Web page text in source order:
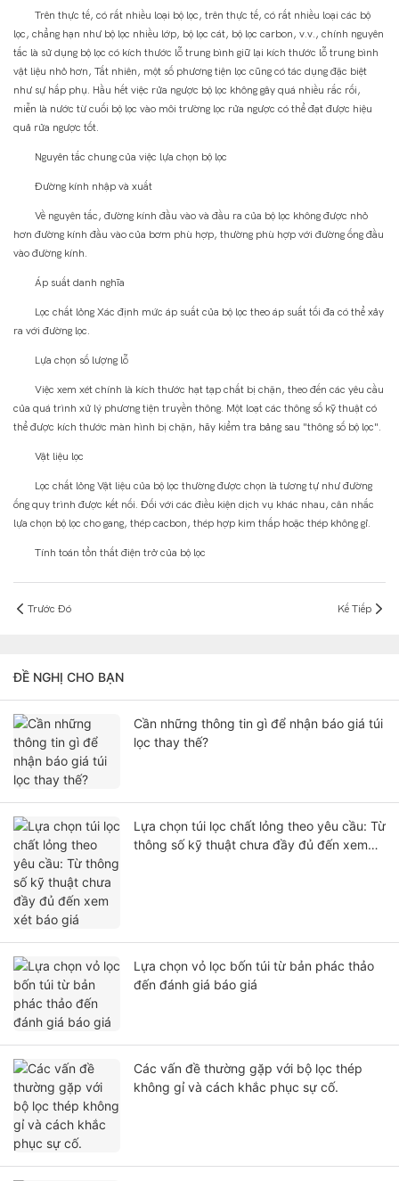
Trên thực tế, có rất nhiều loại bộ lọc, trên thực tế, có rất nhiều loại các bộ
lọc, chẳng hạn như bộ lọc nhiều lớp, bộ lọc cát, bộ lọc carbon, v.v., chính nguyên
tắc là sử dụng bộ lọc có kích thước lỗ trung bình giữ lại kích thước lỗ trung bình
vật liệu nhỏ hơn, Tất nhiên, một số phương tiện lọc cũng có tác dụng đặc biệt
như sự hấp phụ. Hầu hết việc rửa ngược bộ lọc không gây quá nhiều rắc rối,
miễn là nước từ cuối bộ lọc vào môi trường lọc rửa ngược có thể đạt được hiệu
quả rửa ngược tốt.
Nguyên tắc chung của việc lựa chọn bộ lọc
Đường kính nhập và xuất
Về nguyên tắc, đường kính đầu vào và đầu ra của bộ lọc không được nhỏ
hơn đường kính đầu vào của bơm phù hợp, thường phù hợp với đường ống đầu
vào đường kính.
Áp suất danh nghĩa
Lọc chất lỏng Xác định mức áp suất của bộ lọc theo áp suất tối đa có thể xảy
ra với đường lọc.
Lựa chọn số lượng lỗ
Việc xem xét chính là kích thước hạt tạp chất bị chặn, theo đến các yêu cầu
của quá trình xử lý phương tiện truyền thông. Một loạt các thông số kỹ thuật có
thể được kích thước màn hình bị chặn, hãy kiểm tra bảng sau "thông số bộ lọc".
Vật liệu lọc
Lọc chất lỏng Vật liệu của bộ lọc thường được chọn là tương tự như đường
ống quy trình được kết nối. Đối với các điều kiện dịch vụ khác nhau, cân nhắc
lựa chọn bộ lọc cho gang, thép cacbon, thép hợp kim thấp hoặc thép không gỉ.
Tính toán tổn thất điện trở của bộ lọc
Trước Đó Kế Tiếp
ĐỀ NGHỊ CHO BẠN
Cần những thông tin gì để nhận báo giá túi
lọc thay thế?
Lựa chọn túi lọc chất lỏng theo yêu cầu: Từ
thông số kỹ thuật chưa đầy đủ đến xem
Lựa chọn vỏ lọc bốn túi từ bản phác thảo
đến đánh giá báo giá
Các vấn đề thường gặp với bộ lọc thép
không gỉ và cách khắc phục sự cố.